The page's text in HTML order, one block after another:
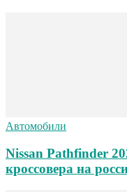
Автомобили
Nissan Pathfinder
кроссовера на